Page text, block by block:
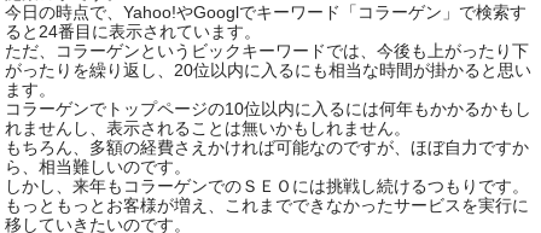
今日の時点で、Yahoo!やGooglでキーワード「コラーゲン」で検索す
ると24番目に表示されています。
ただ、コラーゲンというビックキーワードでは、今後も上がったり下
がったりを繰り返し、20位以内に入るにも相当な時間が掛かると思い
ます。
コラーゲンでトップページの10位以内に入るには何年もかかるかもし
れませんし、表示されることは無いかもしれません。
もちろん、多額の経費さえかければ可能なのですが、ほぼ自力ですか
ら、相当難しいのです。
しかし、来年もコラーゲンでのＳＥＯには挑戦し続けるつもりです。
もっともっとお客様が増え、これまでできなかったサービスを実行に
移していきたいのです。